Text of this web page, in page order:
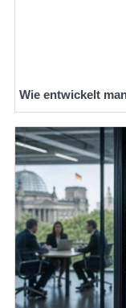
Wie entwickelt